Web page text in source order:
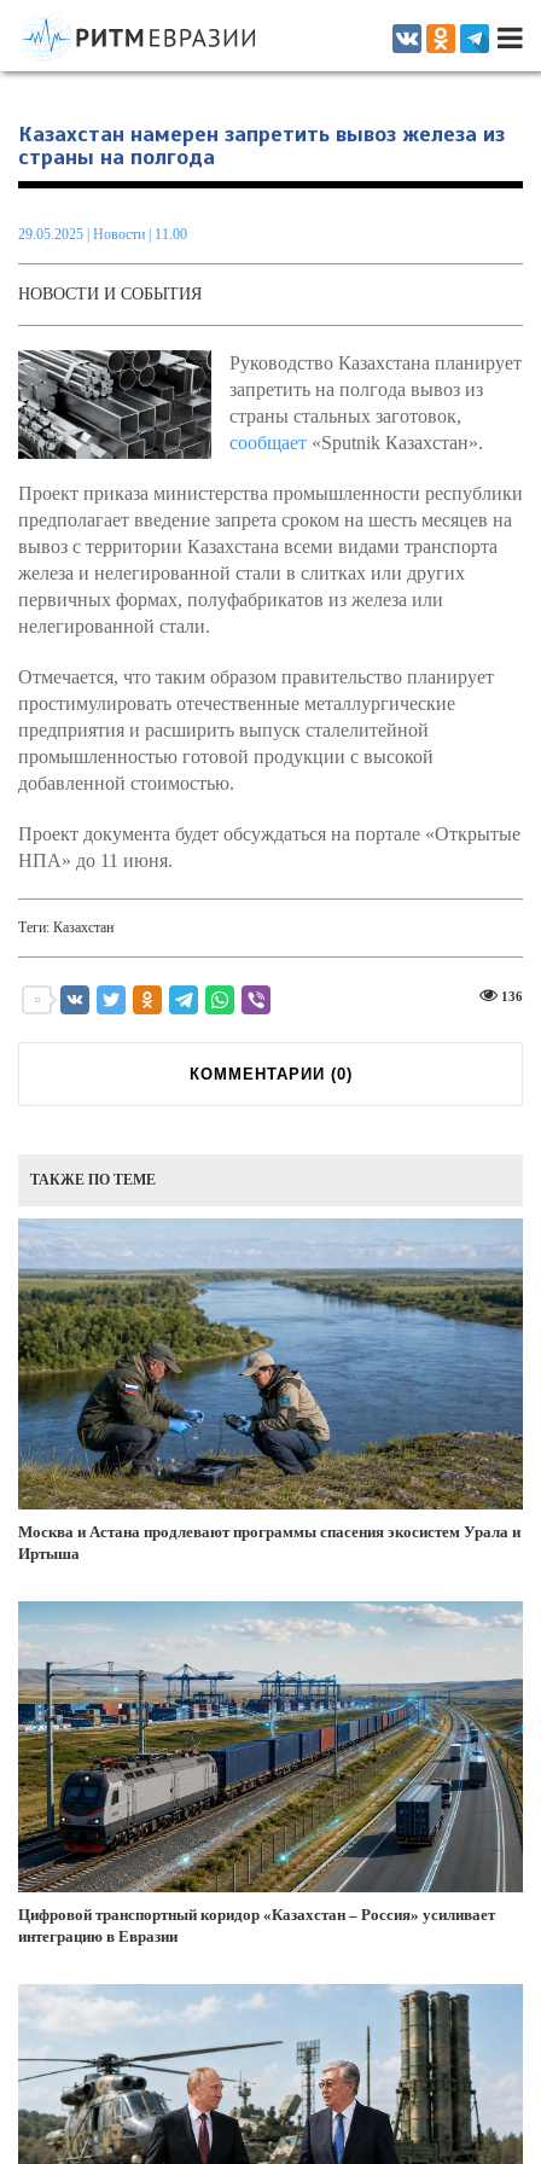
Информационно-аналитическое издание, посвященное актуальным
проблемам интеграции на постсоветском пространстве
Казахстан намерен запретить вывоз железа из
страны на полгода
29.05.2025 Новости | 11.00
НОВОСТИ И СОБЫТИЯ
Руководство Казахстана планирует
запретить на полгода вывоз из
страны стальных заготовок,
сообщает «Sputnik Казахстан».
Проект приказа министерства промышленности республики
предполагает введение запрета сроком на шесть месяцев на
вывоз с территории Казахстана всеми видами транспорта
железа и нелегированной стали в слитках или других
первичных формах, полуфабрикатов из железа или
нелегированной стали.
Отмечается, что таким образом правительство планирует
простимулировать отечественные металлургические
предприятия и расширить выпуск сталелитейной
промышленностью готовой продукции с высокой
добавленной стоимостью.
Проект документа будет обсуждаться на портале «Открытые
НПА» до 11 июня.
Теги: Казахстан
136
КОММЕНТАРИИ (0)
ТАКЖЕ ПО ТЕМЕ
Москва и Астана продлевают программы спасения экосистем Урала и
Иртыша
Цифровой транспортный коридор «Казахстан – Россия» усиливает
интеграцию в Евразии